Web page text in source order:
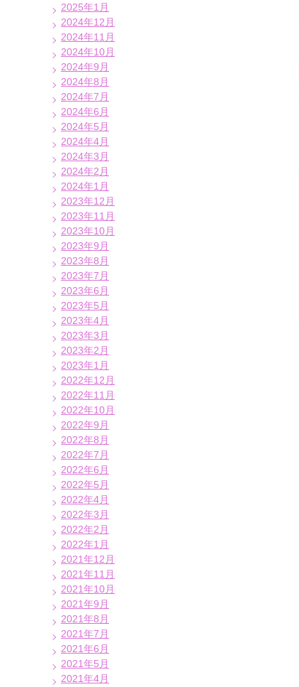
2025年1月
2024年12月
2024年11月
2024年10月
2024年9月
2024年8月
2024年7月
2024年6月
2024年5月
2024年4月
2024年3月
2024年2月
2024年1月
2023年12月
2023年11月
2023年10月
2023年9月
2023年8月
2023年7月
2023年6月
2023年5月
2023年4月
2023年3月
2023年2月
2023年1月
2022年12月
2022年11月
2022年10月
2022年9月
2022年8月
2022年7月
2022年6月
2022年5月
2022年4月
2022年3月
2022年2月
2022年1月
2021年12月
2021年11月
2021年10月
2021年9月
2021年8月
2021年7月
2021年6月
2021年5月
2021年4月